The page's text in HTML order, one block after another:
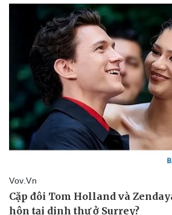
Thể thao
Bóng đá
Lịch thi đấu bóng đá
Ô tô